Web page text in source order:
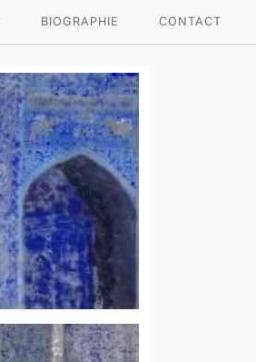
BIOGRAPHIE CONTACT